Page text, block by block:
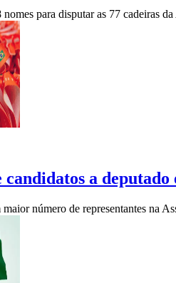
para disputar as 77 cadeiras
candidatos a
número de representantes na